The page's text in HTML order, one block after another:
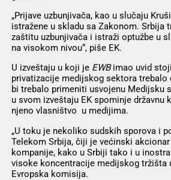
„Prijave uzbunjivača, kao u slučaju
istražene u skladu sa Zakonom. Srbija
zaštitu uzbunjivača i istraži optužbe u
na visokom nivou“, piše EK.
U izveštaju u koji je EWBimao uvid
privatizacije medijskog sektora trebalo
bi trebalo primeniti usvojenu Medijsku
u svom izveštaju EK spominje državnu
njeno vlasništvo u medijima.
„U toku je nekoliko sudskih sporova i
Telekom Srbija, čiji je većinski akcionar
kompanije, kako u Srbiji tako i u
visoke koncentracije medijskog tržišta
Evropska komisija.